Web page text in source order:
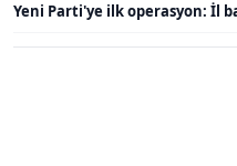
Yeni Parti'ye ilk operasyon: İl